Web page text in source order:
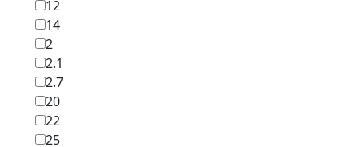
12
14
2
2.1
2.7
20
22
25